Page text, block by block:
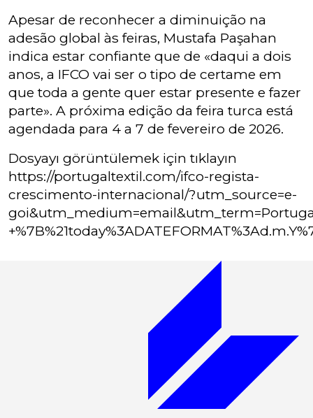
Apesar de reconhecer a diminuição na
adesão global às feiras, Mustafa Paşahan
indica estar confiante que de «daqui a dois
anos, a IFCO vai ser o tipo de certame em
que toda a gente quer estar presente e fazer
parte». A próxima edição da feira turca está
agendada para 4 a 7 de fevereiro de 2026.
Dosyayı görüntülemek için tıklayın
https://portugaltextil.com/ifco-regista-
crescimento-internacional/?utm_source=e-